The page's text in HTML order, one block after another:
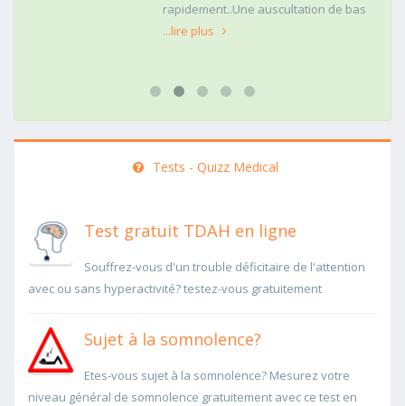
rapidement..Une auscultation de bas
Tests - Quizz Medical
Test gratuit TDAH en ligne
Souffrez-vous d'un trouble déficitaire de l'attention
avec ou sans hyperactivité? testez-vous gratuitement
Sujet à la somnolence?
Etes-vous sujet à la somnolence? Mesurez votre
niveau général de somnolence gratuitement avec ce test en